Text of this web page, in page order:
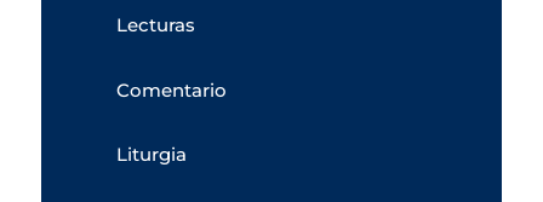
Lecturas
Comentario
Liturgia